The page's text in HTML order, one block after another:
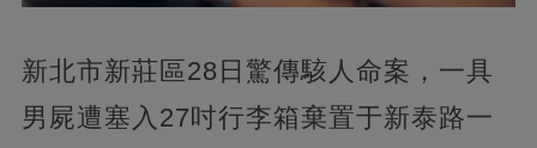
新北市新莊區28日驚傳駭人命案，一具
男屍遭塞入27吋行李箱棄置于新泰路一